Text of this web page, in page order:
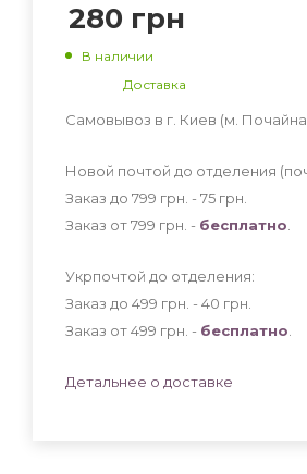
280 грн
В наличии
Доставка
Самовывоз в г. Киев (м.
Новой почтой до отделения
Заказ до 799 грн. - 75 грн
Заказ от 799 грн. - бесплатно
Укрпочтой до отделения:
Заказ до 499 грн. - 40 грн
Заказ от 499 грн. - бесплатно
Детальнее о доставке